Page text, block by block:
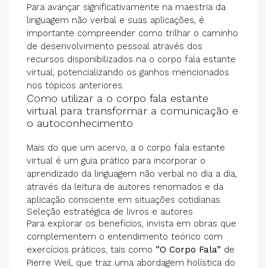
Para avançar significativamente na maestria da
linguagem não verbal e suas aplicações, é
importante compreender como trilhar o caminho
de desenvolvimento pessoal através dos
recursos disponibilizados na o corpo fala estante
virtual, potencializando os ganhos mencionados
nos tópicos anteriores.
Como utilizar a o corpo fala estante
virtual para transformar a comunicação e
o autoconhecimento
Mais do que um acervo, a o corpo fala estante
virtual é um guia prático para incorporar o
aprendizado da linguagem não verbal no dia a dia,
através da leitura de autores renomados e da
aplicação consciente em situações cotidianas.
Seleção estratégica de livros e autores
Para explorar os benefícios, invista em obras que
complementem o entendimento teórico com
exercícios práticos, tais como ”O Corpo Fala” de
Pierre Weil, que traz uma abordagem holística do